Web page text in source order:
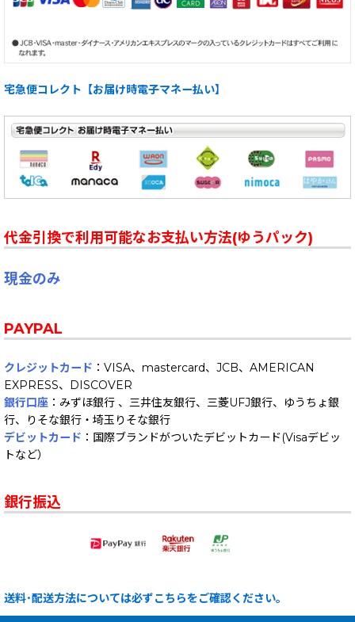
宅急便コレクト【お届け時電子マネー払い】
代金引換で利用可能なお支払い方法(ゆうパック)
現金のみ
PAYPAL
クレジットカード ：VISA、mastercard、JCB、AMERICAN
EXPRESS、DISCOVER
銀行口座 ：みずほ銀行 、三井住友銀行、三菱UFJ銀行、ゆうちょ銀
行、りそな銀行・埼玉りそな銀行
デビットカード ：国際ブランドがついたデビットカード(Visaデビッ
トなど）
銀行振込
送料･配送方法については必ずこちらをご確認ください。